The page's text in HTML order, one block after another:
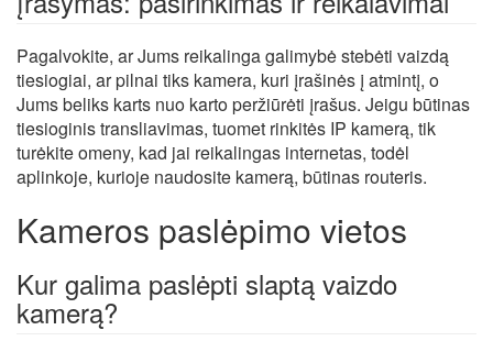
Pagalvokite, ar Jums reikalinga galimybė stebėti vaizdą
tiesiogiai, ar pilnai tiks kamera, kuri įrašinės į atmintį, o
Jums beliks karts nuo karto peržiūrėti įrašus. Jeigu būtinas
tiesioginis transliavimas, tuomet rinkitės IP kamerą, tik
turėkite omeny, kad jai reikalingas internetas, todėl
aplinkoje, kurioje naudosite kamerą, būtinas routeris.
Kameros paslėpimo vietos
Kur galima paslėpti slaptą vaizdo
kamerą?